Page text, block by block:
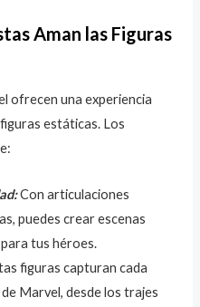
Aman las Figuras
ofrecen una experiencia
estáticas. Los
Con articulaciones
puedes crear escenas
tus héroes.
figuras capturan cada
Marvel, desde los trajes